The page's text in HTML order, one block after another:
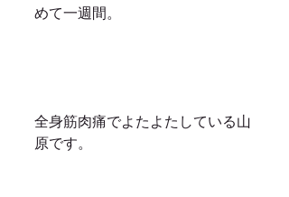
めて一週間。
全身筋肉痛でよたよたしている山
原です。